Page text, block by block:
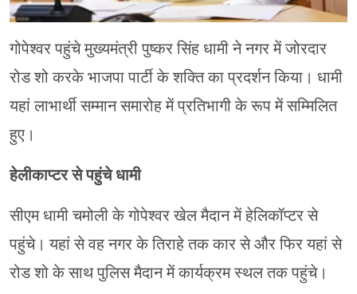
गोपेश्वर पहुंचे मुख्यमंत्री पुष्कर सिंह धामी ने नगर में जोरदार
रोड शो करके भाजपा पार्टी के शक्ति का प्रदर्शन किया। धामी
यहां लाभार्थी सम्मान समारोह में प्रतिभागी के रूप में सम्मिलित
हुए।
हेलीकाप्टर से पहुंचे धामी
सीएम धामी चमोली के गोपेश्वर खेल मैदान में हेलिकॉप्टर से
पहुंचे। यहां से वह नगर के तिराहे तक कार से और फिर यहां से
रोड शो के साथ पुलिस मैदान में कार्यक्रम स्थल तक पहुंचे।
बागेश्वर
हरिद्वार